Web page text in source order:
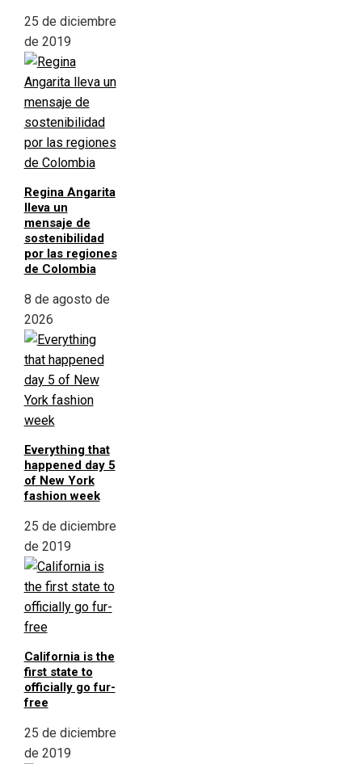
25 de diciembre
de 2019
Regina Angarita
lleva un
mensaje de
sostenibilidad
por las regiones
de Colombia
8 de agosto de
2026
Everything that
happened day 5
of New York
fashion week
25 de diciembre
de 2019
California is the
first state to
officially go fur-
free
25 de diciembre
de 2019